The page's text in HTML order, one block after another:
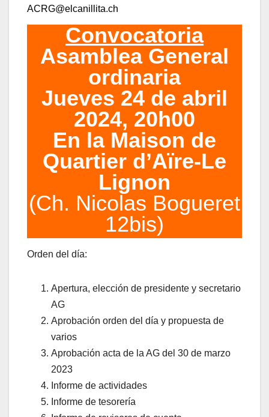
ACRG@elcanillita.ch
Convocatoria
Asamblea General
ordinaria
Jueves 24 de abril
2024, 20h00
En la Maison de
Quartier d’Aïre-Le
Lignon
(Ch. Nicolas Bogueret
12bis)
Orden del día:
Apertura, elección de presidente y secretario
AG
Aprobación orden del día y propuesta de
varios
Aprobación acta de la AG del 30 de marzo
2023
Informe de actividades
Informe de tesorería